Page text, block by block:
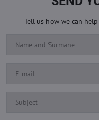
Tell us how we can